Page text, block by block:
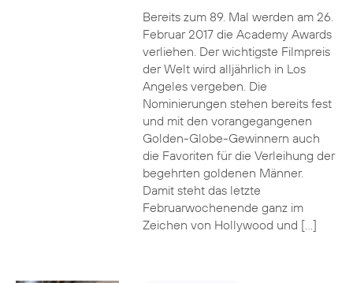
Bereits zum 89. Mal werden am 26.
Februar 2017 die Academy Awards
verliehen. Der wichtigste Filmpreis
der Welt wird alljährlich in Los
Angeles vergeben. Die
Nominierungen stehen bereits fest
und mit den vorangegangenen
Golden-Globe-Gewinnern auch
die Favoriten für die Verleihung der
begehrten goldenen Männer.
Damit steht das letzte
Februarwochenende ganz im
Zeichen von Hollywood und […]